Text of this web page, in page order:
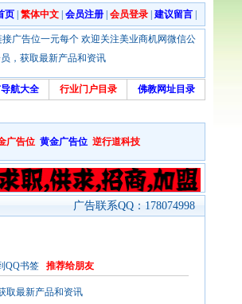
页 繁体中文 会员注册 会员登录 建议留言
广告位一元每个 欢迎关注美业商机网微信公
，获取最新产品和资讯
航大全 行业门户目录 佛教网址目录
广告位 黄金广告位 逆行道科技
广告联系QQ：178074998
QQ书签 推荐给朋友
取最新产品和资讯